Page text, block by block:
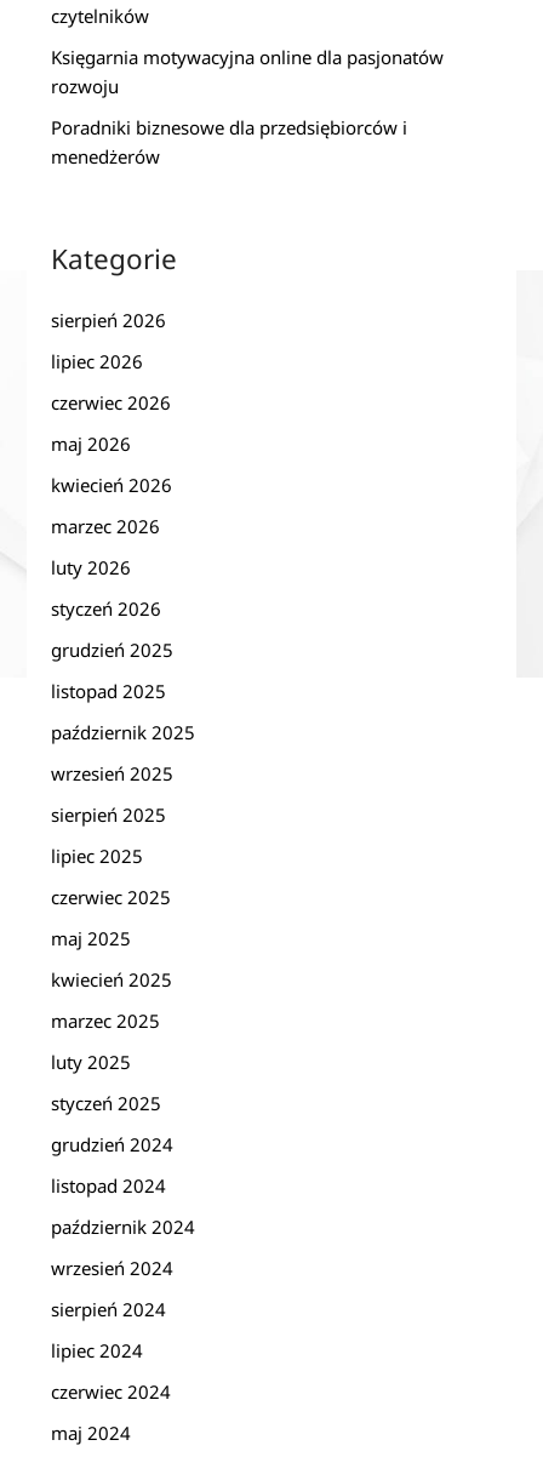
czytelników
Księgarnia motywacyjna online dla pasjonatów
rozwoju
Poradniki biznesowe dla przedsiębiorców i
menedżerów
Kategorie
sierpień 2026
lipiec 2026
czerwiec 2026
maj 2026
kwiecień 2026
marzec 2026
luty 2026
styczeń 2026
grudzień 2025
listopad 2025
październik 2025
wrzesień 2025
sierpień 2025
lipiec 2025
czerwiec 2025
maj 2025
kwiecień 2025
marzec 2025
luty 2025
styczeń 2025
grudzień 2024
listopad 2024
październik 2024
wrzesień 2024
sierpień 2024
lipiec 2024
czerwiec 2024
maj 2024